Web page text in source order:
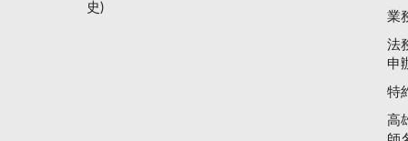
史)
業
法
申
特
高